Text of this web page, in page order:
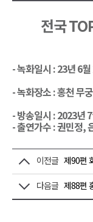
전국
-녹화일시 : 23년 6
- 녹화장소 : 홍천 무
- 방송일시 : 2023년
- 출연가수 :권민정,
이전글
다음글